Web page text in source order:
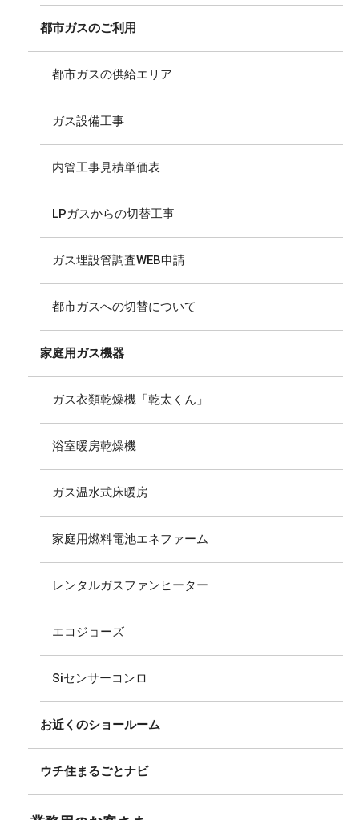
都市ガスのご利用
都市ガスの供給エリア
ガス設備工事
内管工事見積単価表
LPガスからの切替工事
ガス埋設管調査WEB申請
都市ガスへの切替について
家庭用ガス機器
ガス衣類乾燥機「乾太くん」
浴室暖房乾燥機
ガス温水式床暖房
家庭用燃料電池エネファーム
レンタルガスファンヒーター
エコジョーズ
Siセンサーコンロ
お近くのショールーム
ウチ住まるごとナビ